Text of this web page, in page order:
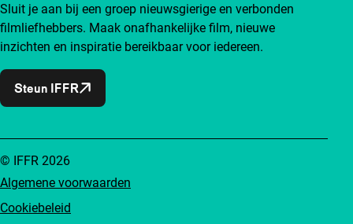
Sluit je aan bij een groep nieuwsgierige en verbonden
filmliefhebbers. Maak onafhankelijke film, nieuwe
inzichten en inspiratie bereikbaar voor iedereen.
Steun IFFR
Algemene voorwaarden
Cookiebeleid
© IFFR 2026